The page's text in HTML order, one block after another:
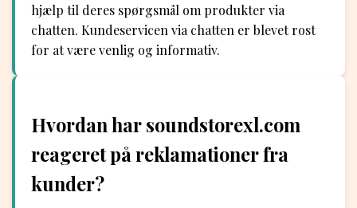
hjælp til deres spørgsmål om produkter via
chatten. Kundeservicen via chatten er blevet rost
for at være venlig og informativ.
Hvordan har soundstorexl.com
reageret på reklamationer fra
kunder?